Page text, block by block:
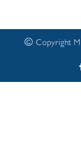
© Copyright